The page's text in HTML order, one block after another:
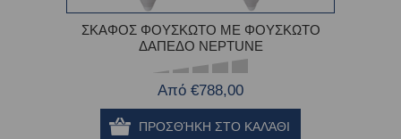
ΣΚΑΦΟΣ ΦΟΥΣΚΩΤΟ ΜΕ ΦΟΥΣΚΩΤΟ
ΔΑΠΕΔΟ NEPTUNE
Από €788,00